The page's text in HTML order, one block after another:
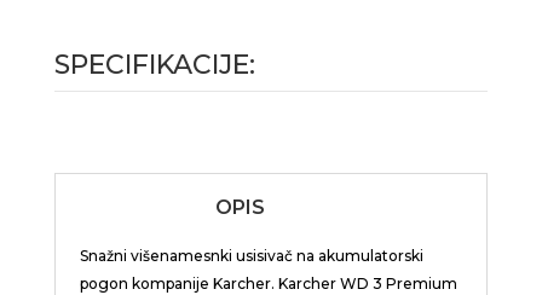
SPECIFIKACIJE:
OPIS
Snažni višenamesnki usisivač na akumulatorski
pogon kompanije Karcher. Karcher WD 3 Premium